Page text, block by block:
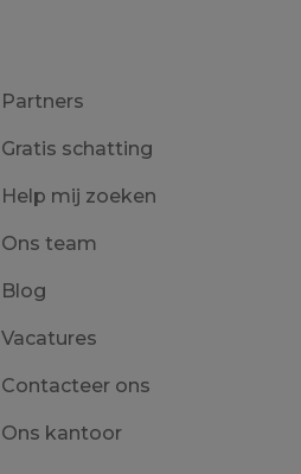
Partners
Gratis schatting
Help mij zoeken
Ons team
Blog
Vacatures
Contacteer ons
Ons kantoor